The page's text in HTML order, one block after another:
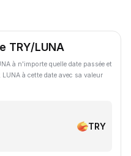
TRY/LUNA
à n'importe quelle date passée et
à cette date avec sa valeur
TRY